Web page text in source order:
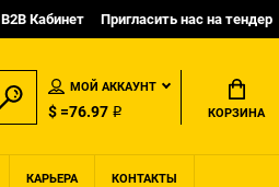
B2B Кабинет Пригласить нас на тендер
МОЙ АККАУНТ
$ =76.97 ₽ КОРЗИНА
КАРЬЕРА КОНТАКТЫ